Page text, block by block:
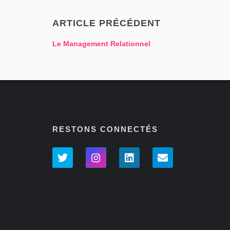
ARTICLE PRÉCÉDENT
Le Management Relationnel
RESTONS CONNECTÉS